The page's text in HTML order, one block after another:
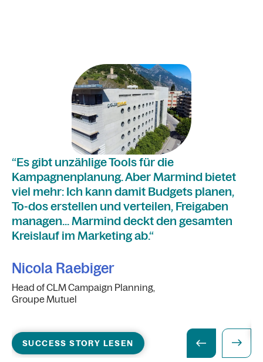
“Es gibt unzählige Tools für die
Kampagnenplanung. Aber Marmind bietet
viel mehr: Ich kann damit Budgets planen,
To-dos erstellen und verteilen, Freigaben
managen... Marmind deckt den gesamten
Kreislauf im Marketing ab.“
Nicola Raebiger
Head of CLM Campaign Planning,
Groupe Mutuel
SUCCESS STORY LESEN